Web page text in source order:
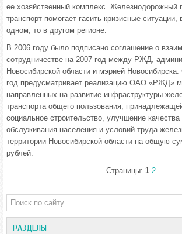
ее хозяйственный комплекс. Железнодорожный
транспорт помогает гасить кризисные
одном, то в другом регионе.
В 2006 году было подписано соглашение о
сотрудничестве на 2007 год между РЖД,
Новосибирской области и мэрией
год предусматривает реализацию ОАО «РЖД»
направленных на развитие инфраструктуры
транспорта общего пользования,
социальное строительство, улучшение качества
обслуживания населения и условий труда
территории Новосибирской области на общую
рублей.
Страницы: 1 2
РАЗДЕЛЫ